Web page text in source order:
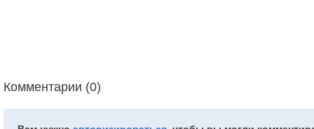
Комментарии (0)